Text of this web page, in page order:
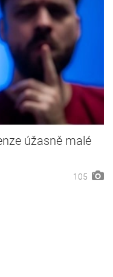
úžasně malé
105